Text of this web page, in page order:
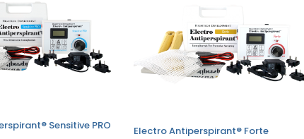
Sensitive PRO Electro Antiperspirant® Forte